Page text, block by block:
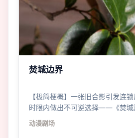
焚城边界
【极简梗概】一张旧合影引发连
时限内做出不可逆选择——《焚城
水，像一记直拳。
动漫剧场